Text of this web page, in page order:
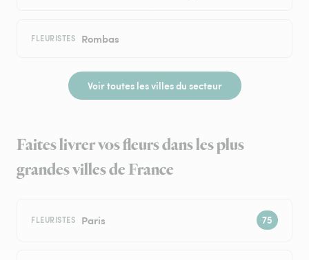
FLEURISTES Rombas
Voir toutes les villes du secteur
Faites livrer vos fleurs dans les plus
grandes villes de France
FLEURISTES Paris